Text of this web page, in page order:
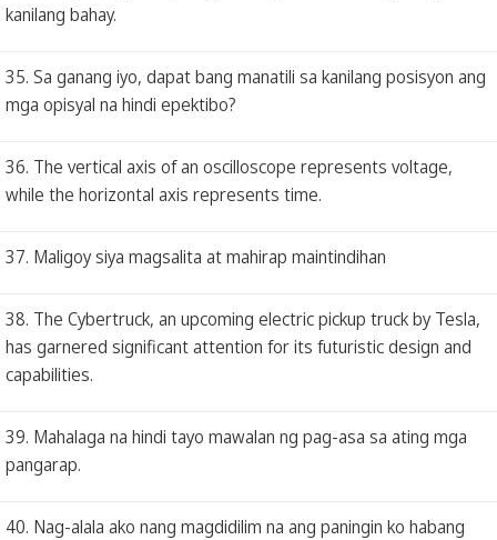
kanilang bahay.
35. Sa ganang iyo, dapat bang manatili sa kanilang posisyon ang
mga opisyal na hindi epektibo?
36. The vertical axis of an oscilloscope represents voltage,
while the horizontal axis represents time.
37. Maligoy siya magsalita at mahirap maintindihan
38. The Cybertruck, an upcoming electric pickup truck by Tesla,
has garnered significant attention for its futuristic design and
capabilities.
39. Mahalaga na hindi tayo mawalan ng pag-asa sa ating mga
pangarap.
40. Nag-alala ako nang magdidilim na ang paningin ko habang